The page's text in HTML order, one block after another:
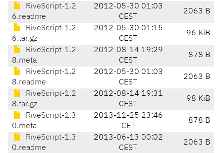
RiveScript-1.2
6.readme
2012-05-30 01:03
CEST
2063 B
RiveScript-1.2
6.tar.gz
2012-05-30 01:15
CEST
96 KiB
RiveScript-1.2
8.meta
2012-08-14 19:29
CEST
878 B
RiveScript-1.2
8.readme
2012-05-30 01:03
CEST
2063 B
RiveScript-1.2
8.tar.gz
2012-08-14 19:31
CEST
98 KiB
RiveScript-1.3
0.meta
2013-11-25 23:46
CET
878 B
RiveScript-1.3
0.readme
2013-06-13 00:02
CEST
2063 B